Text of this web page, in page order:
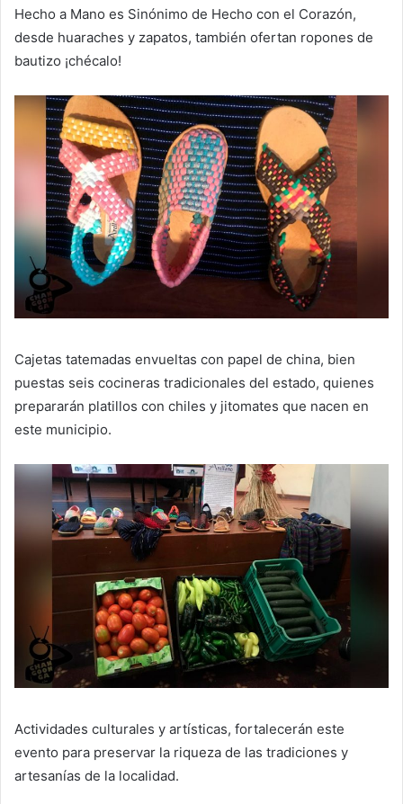
Hecho a Mano es Sinónimo de Hecho con el Corazón,
desde huaraches y zapatos, también ofertan ropones de
bautizo ¡chécalo!
Cajetas tatemadas envueltas con papel de china, bien
puestas seis cocineras tradicionales del estado, quienes
prepararán platillos con chiles y jitomates que nacen en
este municipio.
Actividades culturales y artísticas, fortalecerán este
evento para preservar la riqueza de las tradiciones y
artesanías de la localidad.